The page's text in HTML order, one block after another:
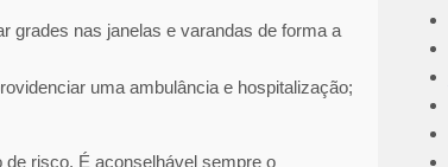
grades nas janelas e varandas de forma a
uma ambulância e hospitalização;
risco. É aconselhável sempre o